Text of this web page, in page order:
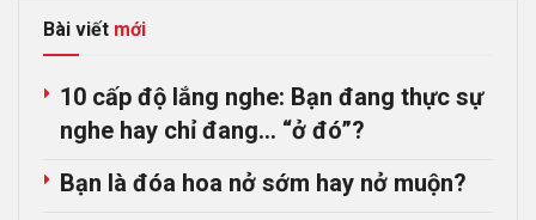
Bài viết mới
10 cấp độ lắng nghe: Bạn đang thực sự
nghe hay chỉ đang… “ở đó”?
Bạn là đóa hoa nở sớm hay nở muộn?